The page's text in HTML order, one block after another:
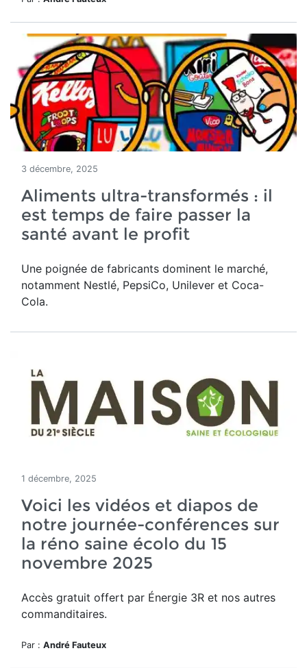
3 décembre, 2025
Aliments ultra-transformés : il
est temps de faire passer la
santé avant le profit
Une poignée de fabricants dominent le marché,
notamment Nestlé, PepsiCo, Unilever et Coca-
Cola.
1 décembre, 2025
Voici les vidéos et diapos de
notre journée-conférences sur
la réno saine écolo du 15
novembre 2025
Accès gratuit offert par Énergie 3R et nos autres
commanditaires.
Par : André Fauteux